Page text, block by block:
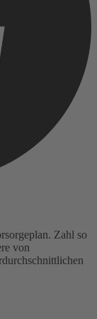
Zahl so
von